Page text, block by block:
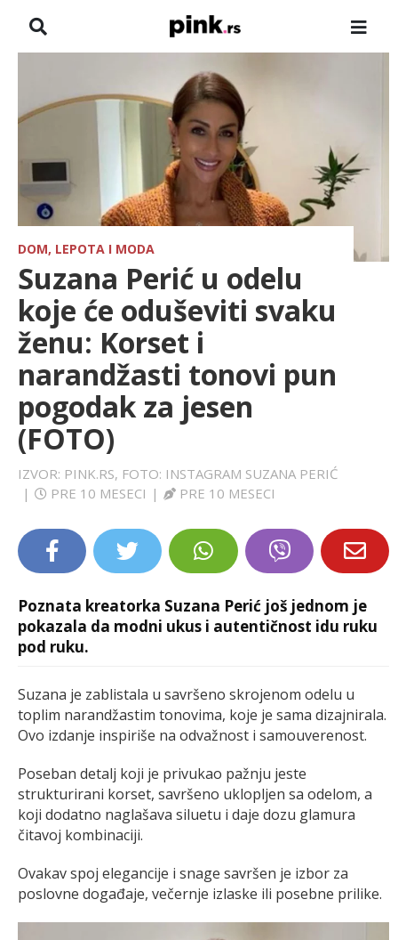
VESTI
SHOWBIZ
HRONIKA
PINKOVE ZVEZDE
TV
SPORT
LIFESTYLE
DOM, LEPOTA I MODA
Suzana Perić u odelu
koje će oduševiti svaku
ženu: Korset i
narandžasti tonovi pun
pogodak za jesen
(FOTO)
IZVOR: PINK.RS, FOTO: INSTAGRAM SUZANA PERIĆ
|
PRE 10 MESECI | PRE 10 MESECI
Poznata kreatorka Suzana Perić još jednom je
pokazala da modni ukus i autentičnost idu ruku
pod ruku.
Suzana je zablistala u savršeno skrojenom odelu u
toplim narandžastim tonovima, koje je sama dizajnirala.
Ovo izdanje inspiriše na odvažnost i samouverenost.
Poseban detalj koji je privukao pažnju jeste
strukturirani korset, savršeno uklopljen sa odelom, a
koji dodatno naglašava siluetu i daje dozu glamura
čitavoj kombinaciji.
Ovakav spoj elegancije i snage savršen je izbor za
poslovne događaje, večernje izlaske ili posebne prilike.